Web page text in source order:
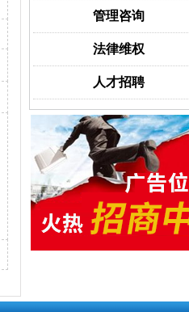
管理咨询
法律维权
人才招聘